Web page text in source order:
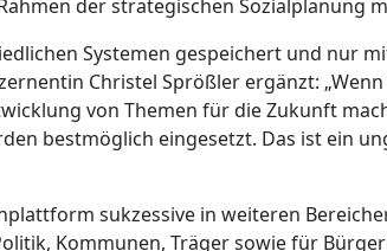
der strategischen Sozialplanung
Systemen gespeichert und nur
Christel Sprößler ergänzt:
von Themen für die Zukunft
bestmöglich eingesetzt. Das ist ein
sukzessive in weiteren
Kommunen, Träger sowie für